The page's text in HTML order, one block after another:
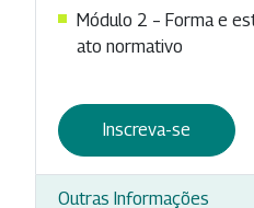
Módulo 2 – Forma e
ato normativo
Inscreva-se
Outras Informações